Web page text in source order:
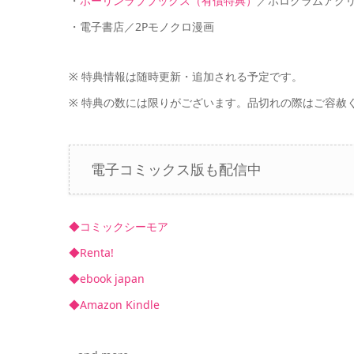
・電子書店／2Pモノクロ漫画
※ 特典情報は随時更新・追加される予定です。
※ 特典の数には限りがございます。品切れの際はご容赦
電子コミックス版も配信中
◆コミックシーモア
◆Renta!
◆ebook japan
◆Amazon Kindle